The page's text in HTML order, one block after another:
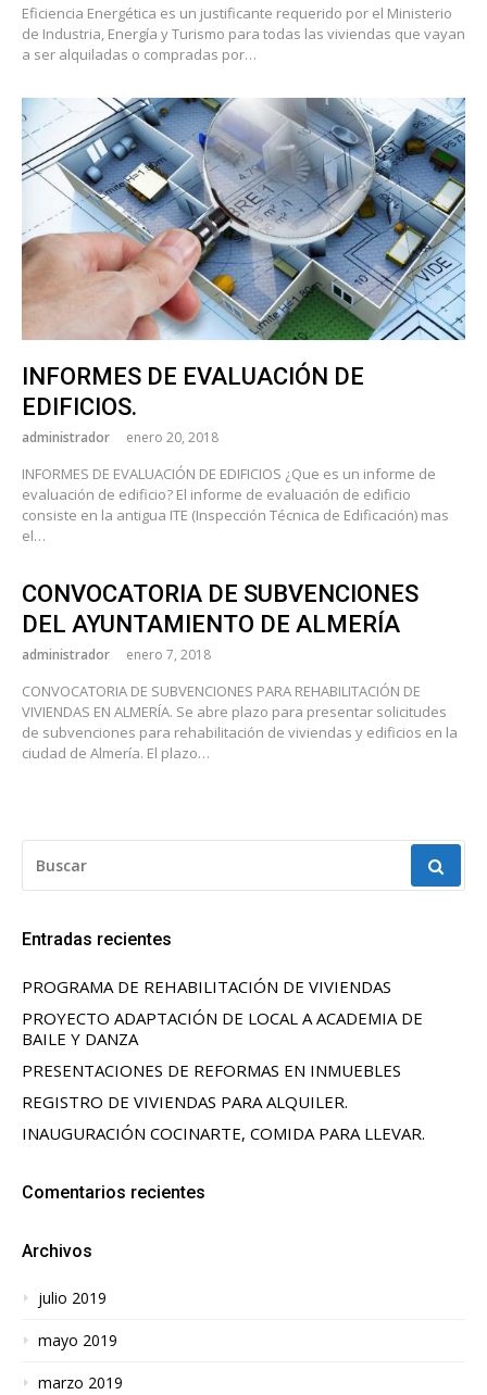
Eficiencia Energética es un justificante requerido por el Ministerio
de Industria, Energía y Turismo para todas las viviendas que vayan
a ser alquiladas o compradas por…
INFORMES DE EVALUACIÓN DE
EDIFICIOS.
administrador enero 20, 2018
INFORMES DE EVALUACIÓN DE EDIFICIOS ¿Que es un informe de
evaluación de edificio? El informe de evaluación de edificio
consiste en la antigua ITE (Inspección Técnica de Edificación) mas
el…
CONVOCATORIA DE SUBVENCIONES
DEL AYUNTAMIENTO DE ALMERÍA
administrador enero 7, 2018
CONVOCATORIA DE SUBVENCIONES PARA REHABILITACIÓN DE
VIVIENDAS EN ALMERÍA. Se abre plazo para presentar solicitudes
de subvenciones para rehabilitación de viviendas y edificios en la
ciudad de Almería. El plazo…
Entradas recientes
PROGRAMA DE REHABILITACIÓN DE VIVIENDAS
PROYECTO ADAPTACIÓN DE LOCAL A ACADEMIA DE
BAILE Y DANZA
PRESENTACIONES DE REFORMAS EN INMUEBLES
REGISTRO DE VIVIENDAS PARA ALQUILER.
INAUGURACIÓN COCINARTE, COMIDA PARA LLEVAR.
Comentarios recientes
Archivos
julio 2019
mayo 2019
marzo 2019